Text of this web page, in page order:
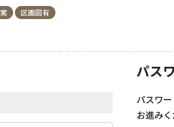
区画図有
パス
パスワ
お進みく